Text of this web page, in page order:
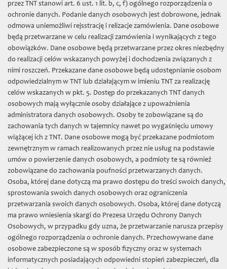
Toggle
TNT » Forschung und Projekte
Forschung und Projekte
Towarzystwo Naukowe w Toruniu
gegründet 1875
Rafał Mikulski
:
przez TNT stanowi art. 6 ust. 1 lit. b, c, f) ogólnego rozporządzenia o
ochronie danych. Podanie danych osobowych jest dobrowone, jednak
odmowa uniemożliwi rejsstrację i relizacje zamówienia. Dane osobowe
będą przetwarzane w celu realizacji zamówienia i wynikających z tego
obowiązków. Dane osobowe będą przetwarzane przez okres niezbędny
do realizacji celów wskazanych powyżej i dochodzenia związanych z
nimi roszczeń. Przekazane dane osobowe będą udostępnianie osobom
odpowiedzialnym w TNT lub działającym w imieniu TNT za realizację
celów wskazanych w pkt. 5. Dostęp do przekazanych TNT danych
osobowych mają wyłącznie osoby działające z upoważnienia
administratora danych osobowych. Osoby te zobowiązane są do
zachowania tych danych w tajemnicy nawet po wygaśnięciu umowy
wiążącej ich z TNT. Dane osobowe mogą być przekazane podmiotom
zewnętrznym w ramach realizowanych przez nie usług na podstawie
umów o powierzenie danych osobowych, a podmioty te są również
zobowiązane do zachowania poufności przetwarzanych danych.
Osoba, której dane dotyczą ma prawo dostępu do treści swoich danych,
sprostowania swoich danych osobowych oraz ograniczenia
przetwarzania swoich danych osobowych. Osoba, której dane dotyczą
ma prawo wniesienia skargi do Prezesa Urzędu Ochrony Danych
Osobowych, w przypadku gdy uzna, że przetwarzanie narusza przepisy
ogólnego rozporządzenia o ochronie danych. Przechowywane dane
osobowe zabezpieczone są w sposób fizyczny oraz w systemach
informatycznych posiadających odpowiedni stopień zabezpieczeń, dla